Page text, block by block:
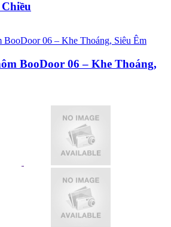
BooDoor 06 – Khe Thoáng,